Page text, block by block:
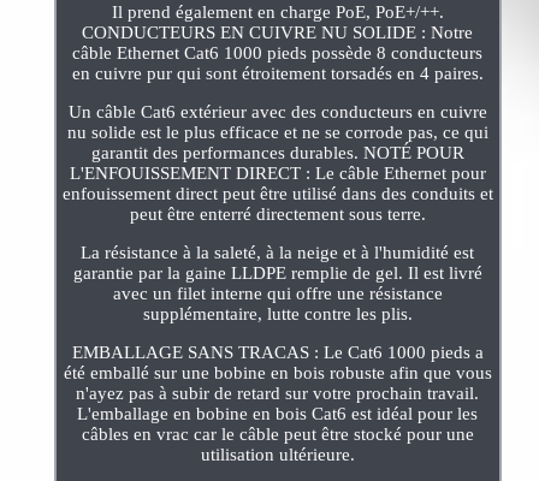
Il prend également en charge PoE, PoE+/++.
CONDUCTEURS EN CUIVRE NU SOLIDE : Notre
câble Ethernet Cat6 1000 pieds possède 8 conducteurs
en cuivre pur qui sont étroitement torsadés en 4 paires.
Un câble Cat6 extérieur avec des conducteurs en cuivre
nu solide est le plus efficace et ne se corrode pas, ce qui
garantit des performances durables. NOTÉ POUR
L'ENFOUISSEMENT DIRECT : Le câble Ethernet pour
enfouissement direct peut être utilisé dans des conduits et
peut être enterré directement sous terre.
La résistance à la saleté, à la neige et à l'humidité est
garantie par la gaine LLDPE remplie de gel. Il est livré
avec un filet interne qui offre une résistance
supplémentaire, lutte contre les plis.
EMBALLAGE SANS TRACAS : Le Cat6 1000 pieds a
été emballé sur une bobine en bois robuste afin que vous
n'ayez pas à subir de retard sur votre prochain travail.
L'emballage en bobine en bois Cat6 est idéal pour les
câbles en vrac car le câble peut être stocké pour une
utilisation ultérieure.